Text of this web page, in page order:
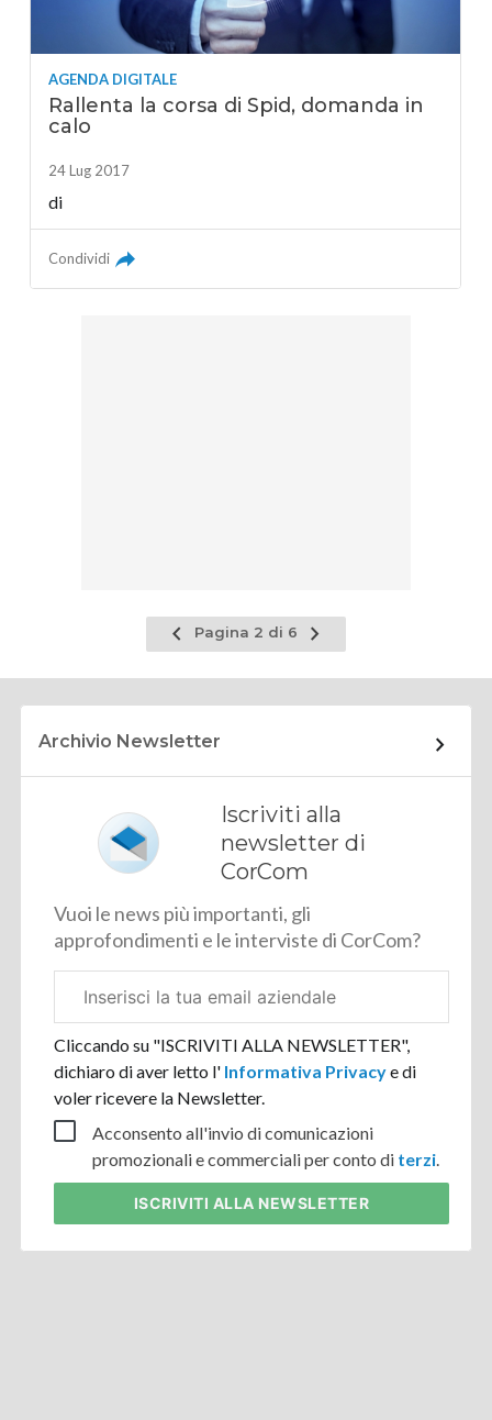
AGENDA DIGITALE
Rallenta la corsa di Spid, domanda in
calo
24 Lug 2017
di
Condividi
Pagina
precedente
Pagina 2 di 6
Pagina
successiva
Archivio Newsletter
Iscriviti alla
newsletter di
CorCom
Vuoi le news più importanti, gli
approfondimenti e le interviste di CorCom?
aziendale
Cliccando su "ISCRIVITI ALLA NEWSLETTER",
dichiaro di aver letto l' Informativa Privacye di
voler ricevere la Newsletter.
Acconsento all'invio di comunicazioni
promozionali e commerciali per conto di terzi.
ISCRIVITI ALLA NEWSLETTER